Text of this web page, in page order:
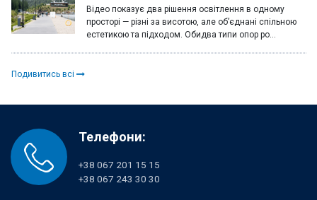
Відео показує два рішення освітлення в одному
просторі — різні за висотою, але об’єднані спільною
естетикою та підходом. Обидва типи опор ро...
Подивитись всі
Телефони:
+38 067 201 15 15
+38 067 243 30 30